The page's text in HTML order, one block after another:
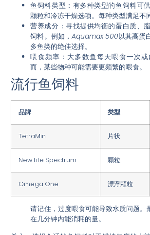
鱼饲料类型 ：有多种类型的鱼饲料可
颗粒和冷冻干燥选项。每种类型满足不
营养成分 ：寻找提供均衡的蛋白质、
饲料。例如， Aquamax 500以其高蛋
多鱼类的绝佳选择。
喂食频率 ：大多数鱼每天喂食一次
而，某些物种可能需要更频繁的喂食。
流行鱼饲料
品牌 类型
TetraMin 片状
New Life Spectrum 颗粒
Omega One 漂浮颗粒
请记住，过度喂食可能导致水质问题。
在几分钟内能消耗的量。